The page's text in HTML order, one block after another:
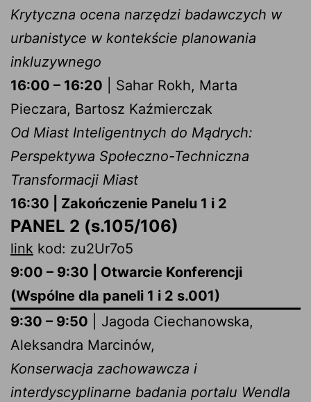
Krytyczna ocena narzędzi badawczych w
urbanistyce w kontekście planowania
inkluzywnego
16:00 – 16:20 | Sahar Rokh, Marta
Pieczara, Bartosz Kaźmierczak
Od Miast Inteligentnych do Mądrych:
Perspektywa Społeczno-Techniczna
Transformacji Miast
16:30 | Zakończenie Panelu 1 i 2
PANEL 2 (s.105/106)
link kod: zu2Ur7o5
9:00 – 9:30 | Otwarcie Konferencji
(Wspólne dla paneli 1 i 2 s.001)
9:30 – 9:50 | Jagoda Ciechanowska,
Aleksandra Marcinów,
Konserwacja zachowawcza i
interdyscyplinarne badania portalu Wendla